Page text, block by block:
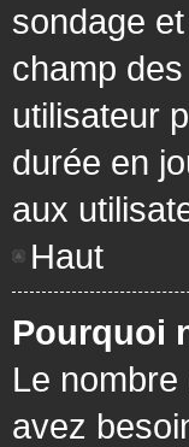
sondage
champ
utilisateur
durée en
aux
Haut
Pourquoi
Le nombre
avez